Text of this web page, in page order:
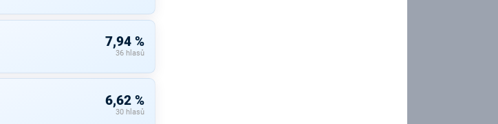
7,94 %
36 hlasů
6,62 %
30 hlasů